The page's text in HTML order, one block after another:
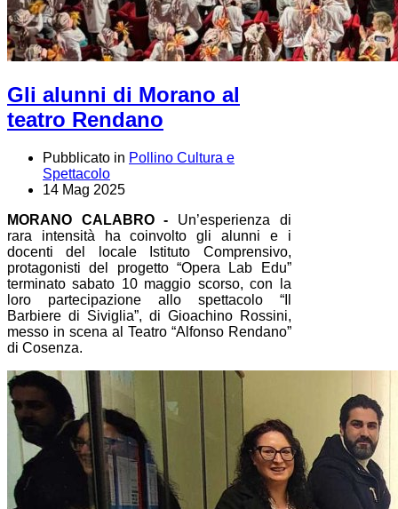
Gli alunni di Morano al
teatro Rendano
Pubblicato in Pollino Cultura e
Spettacolo
14 Mag 2025
MORANO CALABRO - Un’esperienza di
rara intensità ha coinvolto gli alunni e i
docenti del locale Istituto Comprensivo,
protagonisti del progetto “Opera Lab Edu”
terminato sabato 10 maggio scorso, con la
loro partecipazione allo spettacolo “Il
Barbiere di Siviglia”, di Gioachino Rossini,
messo in scena al Teatro “Alfonso Rendano”
di Cosenza.